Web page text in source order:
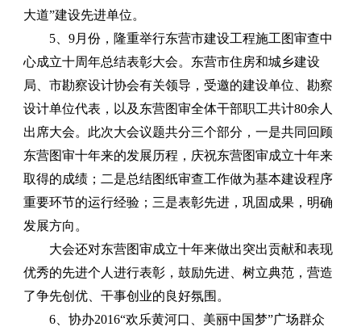
大道”建设先进单位。
5、9月份，隆重举行东营市建设工程施工图审查中
心成立十周年总结表彰大会。 东营市住房和城乡建设
局、市勘察设计协会有关领导，受邀的建设单位、勘察
设计单位代表，以及东营图审全体干部职工共计80余人
出席大会。此次大会议题共分三个部分，一是共同回顾
东营图审十年来的发展历程，庆祝东营图审成立十年来
取得的成绩；二是总结图纸审查工作做为基本建设程序
重要环节的运行经验；三是表彰先进，巩固成果，明确
发展方向。
大会还对东营图审成立十年来做出突出贡献和表现
优秀的先进个人进行表彰，鼓励先进、树立典范，营造
了争先创优、干事创业的良好氛围。
6、协办2016“欢乐黄河口、美丽中国梦”广场群众